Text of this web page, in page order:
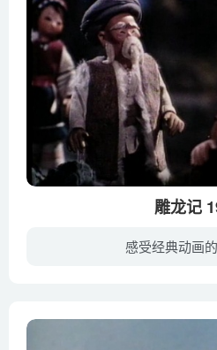
雕龙记
感受经典动画